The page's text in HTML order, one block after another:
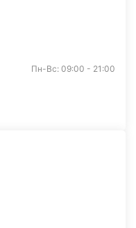
Пн-Вс: 09:00 - 21:00